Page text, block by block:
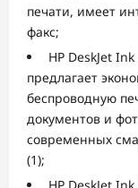
печати, имеет
факс;
HP DeskJet
предлагает
беспроводную
документов и
современных
(1);